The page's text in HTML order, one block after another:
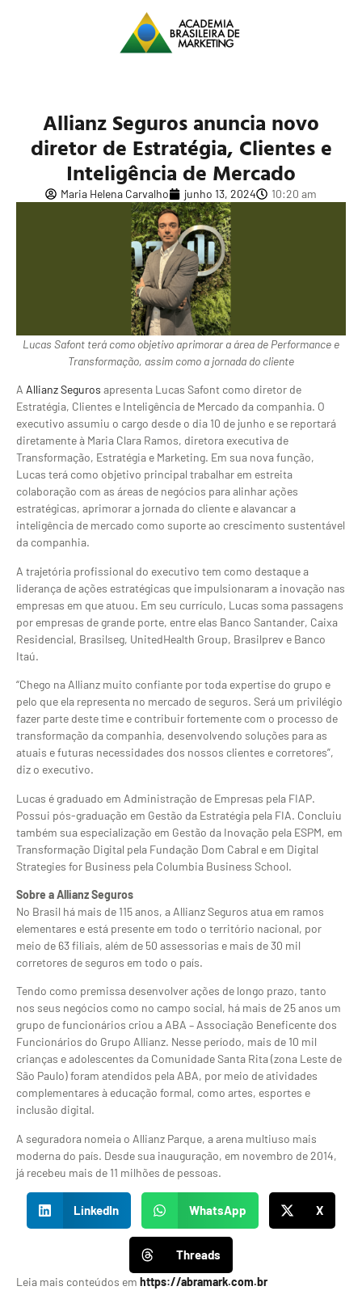
Allianz Seguros anuncia novo
diretor de Estratégia, Clientes e
Inteligência de Mercado
Maria Helena Carvalho junho 13, 2024 10:20 am
Lucas Safont terá como objetivo aprimorar a área de Performance e
Transformação, assim como a jornada do cliente
A Allianz Seguros apresenta Lucas Safont como diretor de
Estratégia, Clientes e Inteligência de Mercado da companhia. O
executivo assumiu o cargo desde o dia 10 de junho e se reportará
diretamente à Maria Clara Ramos, diretora executiva de
Transformação, Estratégia e Marketing. Em sua nova função,
Lucas terá como objetivo principal trabalhar em estreita
colaboração com as áreas de negócios para alinhar ações
estratégicas, aprimorar a jornada do cliente e alavancar a
inteligência de mercado como suporte ao crescimento sustentável
da companhia.
A trajetória profissional do executivo tem como destaque a
liderança de ações estratégicas que impulsionaram a inovação nas
empresas em que atuou. Em seu currículo, Lucas soma passagens
por empresas de grande porte, entre elas Banco Santander, Caixa
Residencial, Brasilseg, UnitedHealth Group, Brasilprev e Banco
Itaú.
“Chego na Allianz muito confiante por toda expertise do grupo e
pelo que ela representa no mercado de seguros. Será um privilégio
fazer parte deste time e contribuir fortemente com o processo de
transformação da companhia, desenvolvendo soluções para as
atuais e futuras necessidades dos nossos clientes e corretores”,
diz o executivo.
Lucas é graduado em Administração de Empresas pela FIAP.
Possui pós-graduação em Gestão da Estratégia pela FIA. Concluiu
também sua especialização em Gestão da Inovação pela ESPM, em
Transformação Digital pela Fundação Dom Cabral e em Digital
Strategies for Business pela Columbia Business School.
Sobre a Allianz Seguros
No Brasil há mais de 115 anos, a Allianz Seguros atua em ramos
elementares e está presente em todo o território nacional, por
meio de 63 filiais, além de 50 assessorias e mais de 30 mil
corretores de seguros em todo o país.
Tendo como premissa desenvolver ações de longo prazo, tanto
nos seus negócios como no campo social, há mais de 25 anos um
grupo de funcionários criou a ABA – Associação Beneficente dos
Funcionários do Grupo Allianz. Nesse período, mais de 10 mil
crianças e adolescentes da Comunidade Santa Rita (zona Leste de
São Paulo) foram atendidos pela ABA, por meio de atividades
complementares à educação formal, como artes, esportes e
inclusão digital.
A seguradora nomeia o Allianz Parque, a arena multiuso mais
moderna do país. Desde sua inauguração, em novembro de 2014,
já recebeu mais de 11 milhões de pessoas.
LinkedIn WhatsApp X
Threads
Leia mais conteúdos em https://abramark.com.br